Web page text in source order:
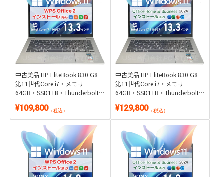
中古美品 HP EliteBook 830 G8｜
第11世代Core i7・メモリ
64GB・SSD1TB・Thunderbolt 4
2付き
¥109,800（税込）
中古美品 HP EliteBook 830 G8｜
第11世代Core i7・メモリ
64GB・SSD1TB・Thunderbolt 4
Office 2024付き
¥129,800（税込）